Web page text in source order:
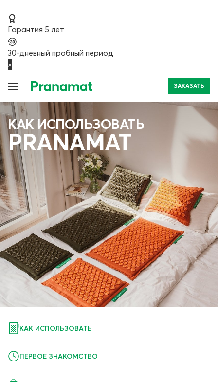
Гарантия 5 лет
30-дневный пробный период
×
ЗАКАЗАТЬ
КАК ИСПОЛЬЗОВАТЬ
PRANAMAT
КАК ИСПОЛЬЗОВАТЬ
ПЕРВОЕ ЗНАКОМСТВО